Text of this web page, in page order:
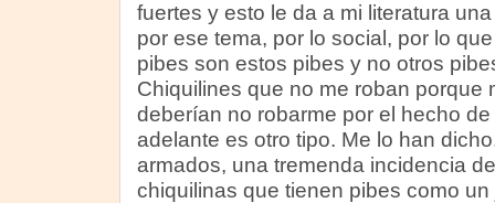
fuertes y esto le da a mi literatura
por ese tema, por lo social, por lo
pibes son estos pibes y no otros
Chiquilines que no me roban porque
deberían no robarme por el hecho
adelante es otro tipo. Me lo han
armados, una tremenda incidencia
chiquilinas que tienen pibes como